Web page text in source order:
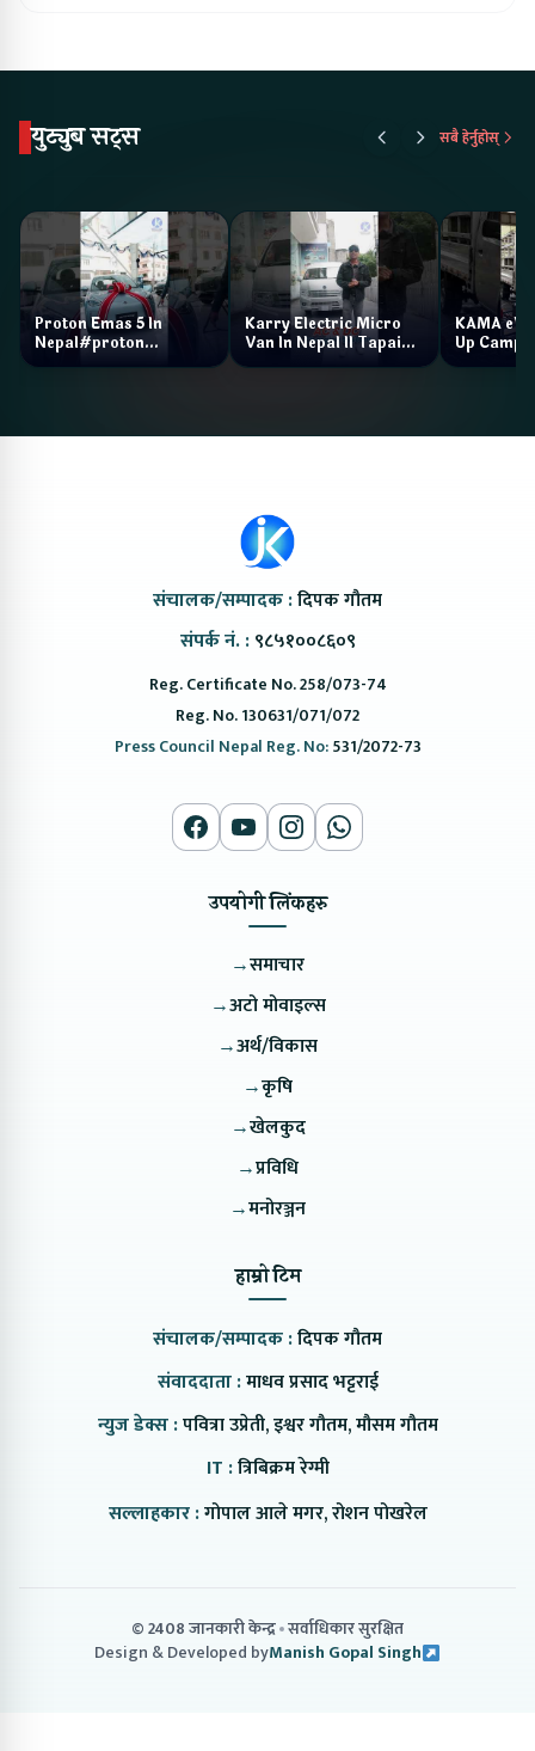
युट्युब सट्स सबै हेर्नुहोस्
Proton Emas 5 In
Nepal#proton
#protonemas5#protonnepal#evcarnepal
Karry Electric Micro
Van In Nepal II Tapaiko
Bazar II Jankari
KAMA eV
Up Camp
संचालक/सम्पादक :दिपक गौतम
संपर्क नं. : ९८५१००८६०९
Reg. Certificate No. 258/073-74
Reg. No. 130631/071/072
Press Council Nepal Reg. No:531/2072-73
उपयोगी लिंकहरु
→समाचार
→अटो मोवाइल्स
→अर्थ/विकास
→कृषि
→खेलकुद
→प्रविधि
→मनोरञ्जन
हाम्रो टिम
संचालक/सम्पादक :दिपक गौतम
संवाददाता :माधव प्रसाद भट्टराई
न्युज डेक्स :पवित्रा उप्रेती, इश्वर गौतम, मौसम गौतम
IT :त्रिबिक्रम रेग्मी
सल्लाहकार :गोपाल आले मगर, रोशन पोखरेल
© 2408 जानकारी केन्द्र सर्वाधिकार सुरक्षित
Design & Developed byManish Gopal Singh